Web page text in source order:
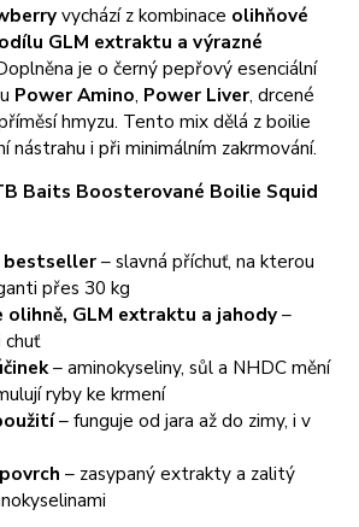
vychází z kombinace olihňové
GLM extraktu a výrazné
je o černý pepřový esenciální
Power Amino, Power Liver, drcené
hmyzu. Tento mix dělá z boilie
nástrahu i při minimálním zakrmování.
Baits Boosterované Boilie Squid
bestseller– slavná příchuť, na kterou
přes 30 kg
olihně, GLM extraktu a jahody–
chuť
– aminokyseliny, sůl a NHDC mění
ryby ke krmení
– funguje od jara až do zimy, i v
– zasypaný extrakty a zalitý